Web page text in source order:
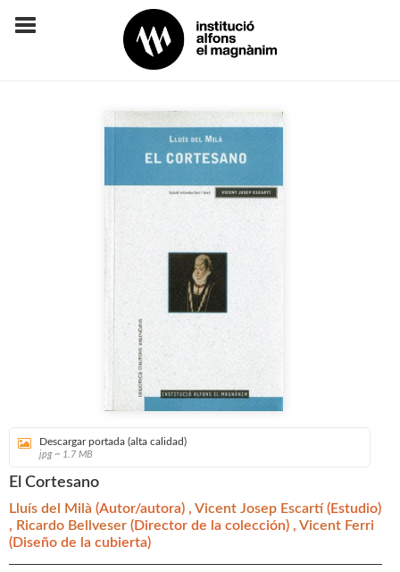
Descargar portada (alta calidad)
jpg ~ 1.7 MB
El Cortesano
Lluís del Milà (Autor/autora) , Vicent Josep Escartí(Estudio)
, Ricardo Bellveser (Director de la colección) , Vicent Ferri
(Diseño de la cubierta)